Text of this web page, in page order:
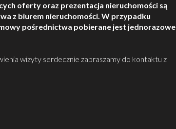
oferty oraz prezentacja nieruchomości są
z biurem nieruchomości. W przypadku
pośrednictwa pobierane jest jednorazowe
wizyty serdecznie zapraszamy do kontaktu z